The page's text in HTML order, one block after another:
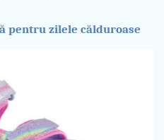
pentru zilele călduroase